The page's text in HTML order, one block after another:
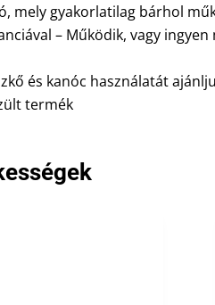
mely gyakorlatilag bárhol
– Működik, vagy ingyen
és kanóc használatát
termék